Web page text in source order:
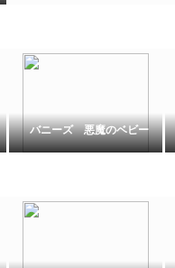
バニーズ 悪魔のベビー